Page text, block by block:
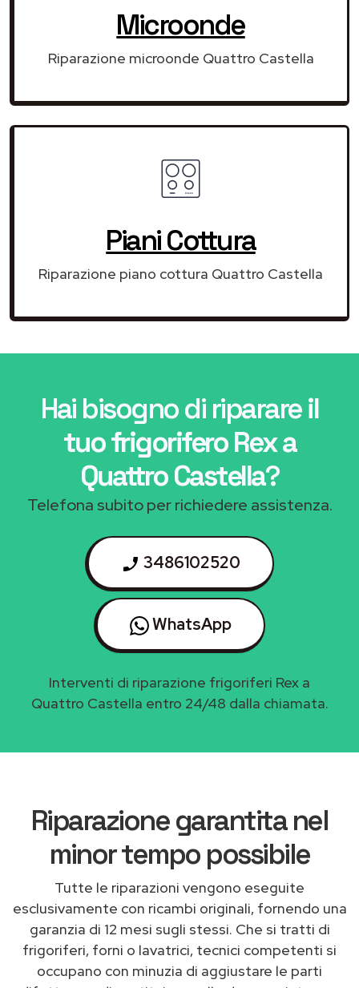
Microonde
Riparazione microonde Quattro Castella
Piani Cottura
Riparazione piano cottura Quattro Castella
Hai bisogno di riparareil
tuo frigorifero Rex a
Quattro Castella?
Telefona subito per richiedere assistenza.
3486102520
WhatsApp
Interventi di riparazione frigoriferi Rex a
Quattro Castella entro 24/48 dalla chiamata.
Riparazione garantita nel
minor tempo possibile
Tutte le riparazioni vengono eseguite
esclusivamente con ricambi originali, fornendo una
garanzia di 12 mesi sugli stessi. Che si tratti di
frigoriferi, forni o lavatrici, tecnici competenti si
occupano con minuzia di aggiustare le parti